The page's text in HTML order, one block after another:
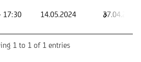
di
giorno di
17:30 14.05.2024 27.04.2029
1 to 1 of 1 entries